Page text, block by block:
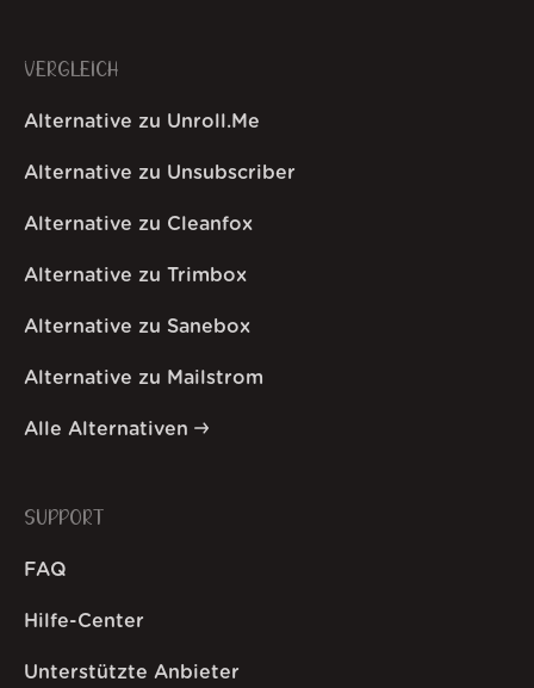
VERGLEICH
Alternative zu Unroll.Me
Alternative zu Unsubscriber
Alternative zu Cleanfox
Alternative zu Trimbox
Alternative zu Sanebox
Alternative zu Mailstrom
Alle Alternativen
SUPPORT
FAQ
Hilfe-Center
Unterstützte Anbieter